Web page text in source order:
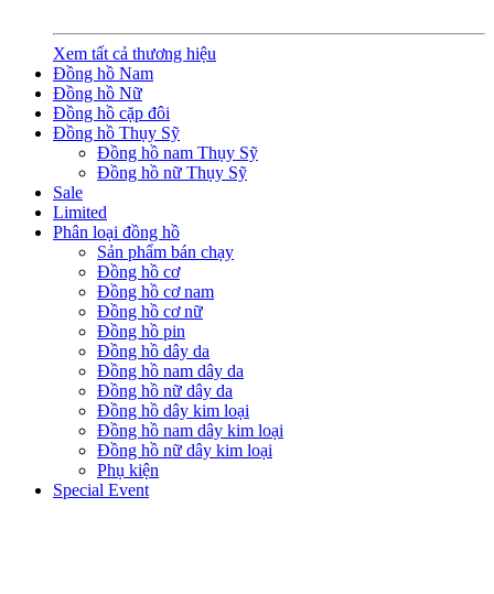
Xem tất cả thương hiệu
Đồng hồ Nam
Đồng hồ Nữ
Đồng hồ cặp đôi
Đồng hồ Thụy Sỹ
Đồng hồ nam Thụy Sỹ
Đồng hồ nữ Thụy Sỹ
Sale
Limited
Phân loại đồng hồ
Sản phẩm bán chạy
Đồng hồ cơ
Đồng hồ cơ nam
Đồng hồ cơ nữ
Đồng hồ pin
Đồng hồ dây da
Đồng hồ nam dây da
Đồng hồ nữ dây da
Đồng hồ dây kim loại
Đồng hồ nam dây kim loại
Đồng hồ nữ dây kim loại
Phụ kiện
Special Event